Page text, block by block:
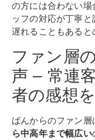
の方には合わない場
ッフの対応が丁寧
遅れることもあると
ファン層
声 – 常連
者の感想
ばんからのファン層
ら中高年まで幅広い